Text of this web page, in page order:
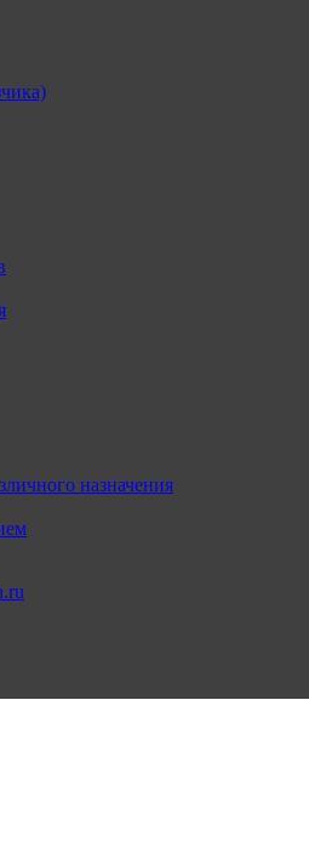
назначения